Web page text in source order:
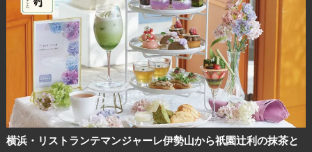
横浜・リストランテマンジャーレ伊勢山から祇園辻利の抹茶と